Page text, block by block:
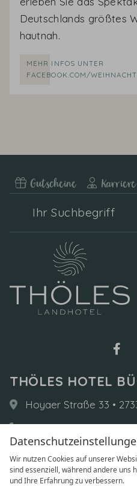
Wir nutzen Cookies auf unserer
sind essenziell, während andere uns
und Ihre Erfahrung zu verbessern.
Deutschlands größtes
hautnah.
MEHR INFOS UNTER
FACEBOOK.COM/
Gutscheine Karriere
Suchbegriff
THÖLES HOTEL
Hoyaer Straße 33 •
+49 (0)4251 9300-0